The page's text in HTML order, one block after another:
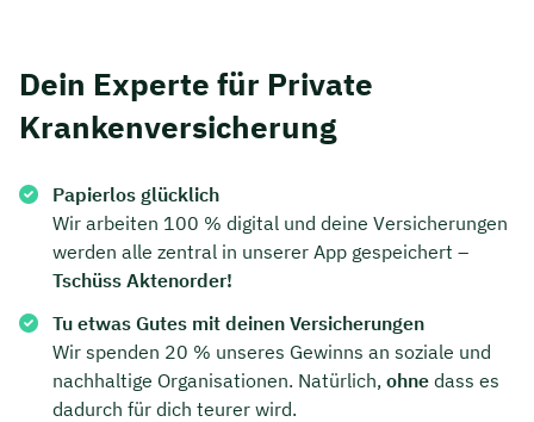
Dein Experte für Private
Krankenversicherung
Papierlos glücklich
Wir arbeiten 100 % digital und deine Versicherungen
werden alle zentral in unserer App gespeichert –
Tschüss Aktenorder!
Tu etwas Gutes mit deinen Versicherungen
Wir spenden 20 % unseres Gewinns an soziale und
nachhaltige Organisationen. Natürlich, ohne dass es
dadurch für dich teurer wird.